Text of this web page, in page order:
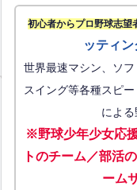
初心者からプロ野球志望
ッティ
世界最速マシン、ソフ
スイング等各種スピ
によ
※野球少年少女応
トのチーム／部活
ーム